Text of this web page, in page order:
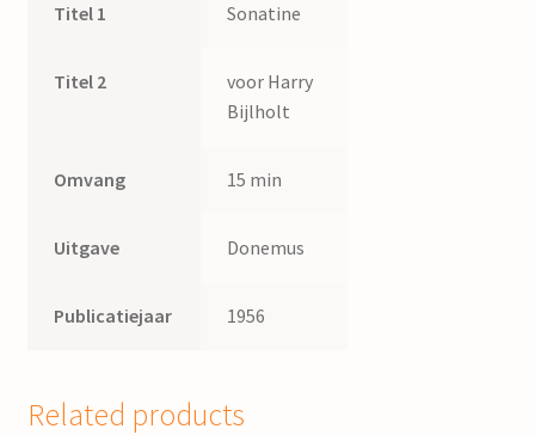
Titel 1 Sonatine
Titel 2
voor Harry
Bijlholt
Omvang 15 min
Uitgave Donemus
Publicatiejaar 1956
Related products